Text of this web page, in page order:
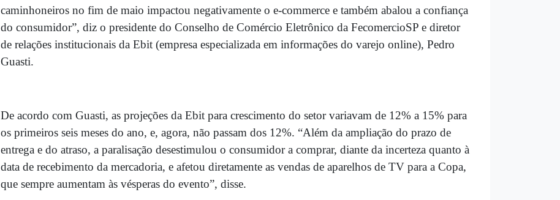
caminhoneiros no fim de maio impactou negativamente o e-commerce e também abalou a confiança
do consumidor”, diz o presidente do Conselho de Comércio Eletrônico da FecomercioSP e diretor
de relações institucionais da Ebit (empresa especializada em informações do varejo online), Pedro
Guasti.
De acordo com Guasti, as projeções da Ebit para crescimento do setor variavam de 12% a 15% para
os primeiros seis meses do ano, e, agora, não passam dos 12%. “Além da ampliação do prazo de
entrega e do atraso, a paralisação desestimulou o consumidor a comprar, diante da incerteza quanto à
data de recebimento da mercadoria, e afetou diretamente as vendas de aparelhos de TV para a Copa,
que sempre aumentam às vésperas do evento”, disse.